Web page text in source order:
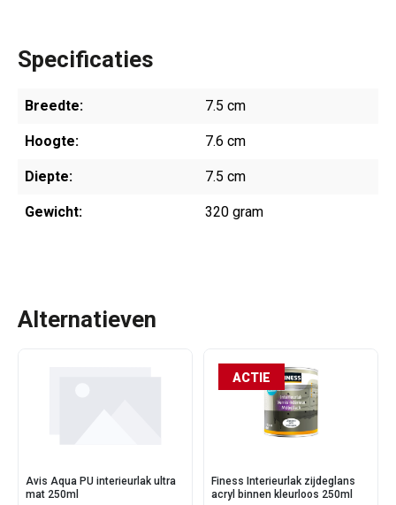
Specificaties
Breedte: 7.5 cm
Hoogte: 7.6 cm
Diepte: 7.5 cm
Gewicht: 320 gram
Alternatieven
Avis Aqua PU interieurlak ultra
mat 250ml
ACTIE
Finess Interieurlak zijdeglans
acryl binnen kleurloos 250ml